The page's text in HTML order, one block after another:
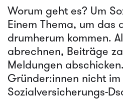
Worum geht es? Um
Einem Thema, um das
drumherum kommen.
abrechnen, Beiträge
Meldungen
Gründer:innen nicht im
Sozialversicherungs-